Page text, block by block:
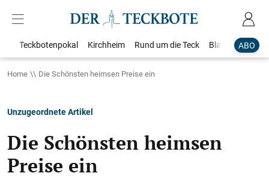
ABO
Teckbotenpokal Kirchheim Rund um die Teck Blaulicht
Home Die Schönsten heimsen Preise ein
Unzugeordnete Artikel
Die Schönsten heimsen
Preise ein